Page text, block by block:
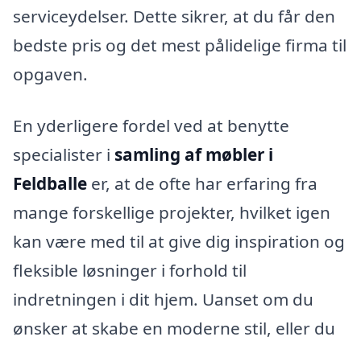
serviceydelser. Dette sikrer, at du får den
bedste pris og det mest pålidelige firma til
opgaven.
En yderligere fordel ved at benytte
specialister i samling af møbler i
Feldballe er, at de ofte har erfaring fra
mange forskellige projekter, hvilket igen
kan være med til at give dig inspiration og
fleksible løsninger i forhold til
indretningen i dit hjem. Uanset om du
ønsker at skabe en moderne stil, eller du